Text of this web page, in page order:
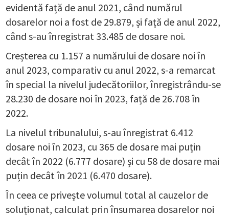
evidentă față de anul 2021, când numărul
dosarelor noi a fost de 29.879, și față de anul 2022,
când s-au înregistrat 33.485 de dosare noi.
Creșterea cu 1.157 a numărului de dosare noi în
anul 2023, comparativ cu anul 2022, s-a remarcat
în special la nivelul judecătoriilor, înregistrându-se
28.230 de dosare noi în 2023, față de 26.708 în
2022.
La nivelul tribunalului, s-au înregistrat 6.412
dosare noi în 2023, cu 365 de dosare mai puțin
decât în 2022 (6.777 dosare) și cu 58 de dosare mai
puțin decât în 2021 (6.470 dosare).
În ceea ce privește volumul total al cauzelor de
soluționat, calculat prin însumarea dosarelor noi